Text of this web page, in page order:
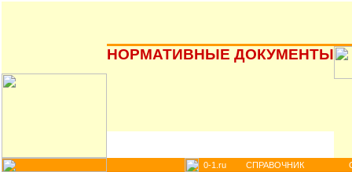
НОРМАТИВНЫЕ ДОКУМЕНТЫ
0-1.ru СПРАВОЧНИК